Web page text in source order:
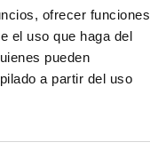
ofrecer funciones
el uso que haga del
pueden
a partir del uso